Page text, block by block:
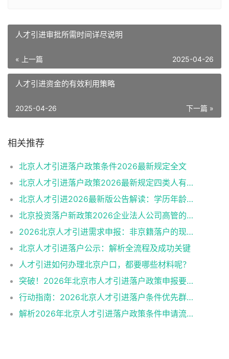
人才引进审批所需时间详尽说明
« 上一篇 2025-04-26
人才引进资金的有效利用策略
下一篇 »
2025-04-26
相关推荐
北京人才引进落户政策条件2026最新规定全文
北京人才引进落户政策2026最新规定四类人有资格
北京人才引进2026最新版公告解读：学历年龄是门槛
北京投资落户新政策2026企业法人公司高管的福音
2026北京人才引进需求申报：非京籍落户的现状与困境
北京人才引进落户公示：解析全流程及成功关键
人才引进如何办理北京户口，都要哪些材料呢？
突破！2026年北京市人才引进落户政策申报要求操作指南
行动指南：2026北京人才引进落户条件优先群体政策红利
解析2026年北京人才引进落户政策条件申请流程材料准备